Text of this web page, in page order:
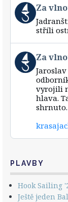
View
post
by
vlnou
vlna
on
Bluesky
Za
stříli
View
post
by
Za
vyrojili
hlava.
shrnuto.
PLAVBY
Hook Sailing
Ještě jeden